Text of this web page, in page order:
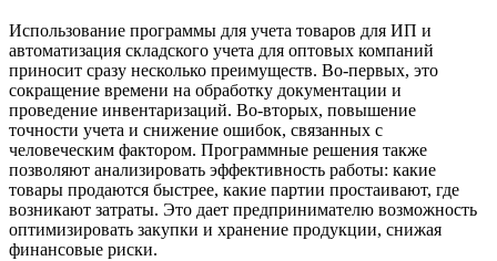
Использование программы для учета товаров для ИП и
автоматизация складского учета для оптовых компаний
приносит сразу несколько преимуществ. Во-первых, это
сокращение времени на обработку документации и
проведение инвентаризаций. Во-вторых, повышение
точности учета и снижение ошибок, связанных с
человеческим фактором. Программные решения также
позволяют анализировать эффективность работы: какие
товары продаются быстрее, какие партии простаивают, где
возникают затраты. Это дает предпринимателю возможность
оптимизировать закупки и хранение продукции, снижая
финансовые риски.